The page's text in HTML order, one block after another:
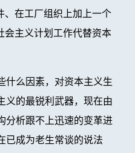
、在工厂组织上加上一个
会主义计划工作代替资本
么因素，对资本主义生
义的最锐利武器，现在由
分析跟不上迅速的变革进
已成为老生常谈的说法